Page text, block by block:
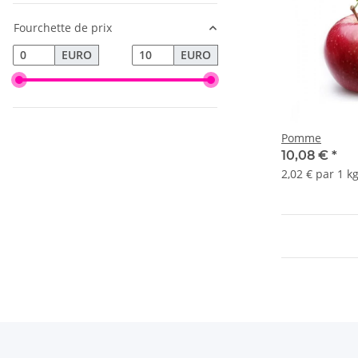
Pomme
10,08 € *
2,02 € par 1 kg
Fourchette de prix
EURO
EURO